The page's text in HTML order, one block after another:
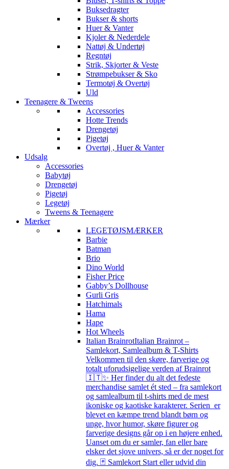
Buksedragter
Bukser & shorts
Huer & Vanter
Kjoler & Nederdele
Nattøj & Undertøj
Regntøj
Strik, Skjorter & Veste
Strømpebukser & Sko
Termotøj & Overtøj
Uld
Teenagere & Tweens
Accessories
Hotte Trends
Drengetøj
Pigetøj
Overtøj , Huer & Vanter
Udsalg
Accessories
Babytøj
Drengetøj
Pigetøj
Legetøj
Tweens & Teenagere
Mærker
LEGETØJSMÆRKER
Barbie
Batman
Brio
Dino World
Fisher Price
Gabby’s Dollhouse
Gurli Gris
Hatchimals
Hama
Hape
Hot Wheels
Italian BrainrotItalian Brainrot –
Samlekort, Samlealbum & T-Shirts
Velkommen til den skøre, farverige og
totalt uforudsigelige verden af Brainrot
🇮🇹✨ Her finder du alt det fedeste
merchandise samlet ét sted – fra samlekort
og samlealbum til t-shirts med de mest
ikoniske og kaotiske karakterer. Serien er
blevet en kæmpe trend blandt børn og
unge, hvor humor, skøre figurer og
farverige designs går op i en højere enhed.
Uanset om du er samler, fan eller bare
elsker det sjove univers, så er der noget for
dig. 🃏 Samlekort Start eller udvid din